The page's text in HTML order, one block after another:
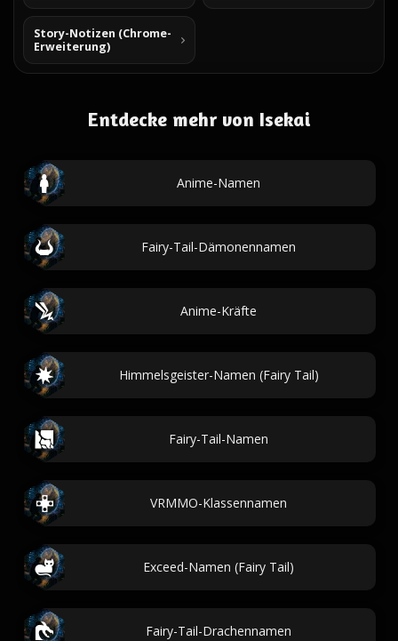
Story-Notizen (Chrome-
Erweiterung)
Entdecke mehr von Isekai
Anime-Namen
Fairy-Tail-Dämonennamen
Anime-Kräfte
Himmelsgeister-Namen (Fairy Tail)
Fairy-Tail-Namen
VRMMO-Klassennamen
Exceed-Namen (Fairy Tail)
Fairy-Tail-Drachennamen